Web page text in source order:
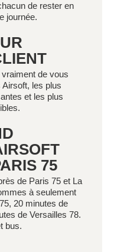
de rester en
journée.
de vous
les plus
et les plus
75
de Paris 75 et La
à seulement
20 minutes de
de Versailles 78.
bus.